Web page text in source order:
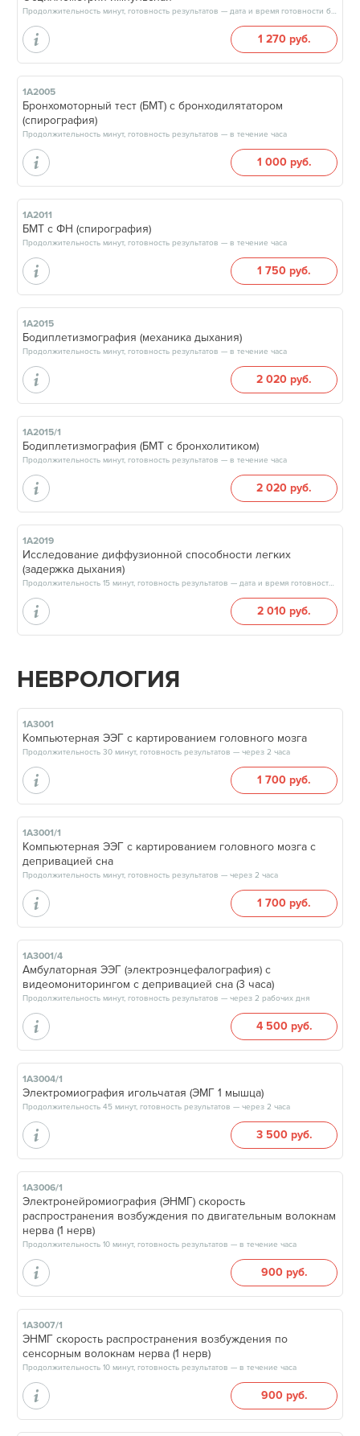
Продолжительность минут, готовность результатов — дата и время готовности будут сообщены врачом в день приёма
1 270 руб.
1А2005
Бронхомоторный тест (БМТ) с бронходилятатором
(спирография)
Продолжительность минут, готовность результатов — в течение часа
1 000 руб.
1А2011
БМТ с ФН (спирография)
Продолжительность минут, готовность результатов — в течение часа
1 750 руб.
1А2015
Бодиплетизмография (механика дыхания)
Продолжительность минут, готовность результатов — в течение часа
2 020 руб.
1А2015/1
Бодиплетизмография (БМТ с бронхолитиком)
Продолжительность минут, готовность результатов — в течение часа
2 020 руб.
1А2019
Исследование диффузионной способности легких
(задержка дыхания)
Продолжительность 15 минут, готовность результатов — дата и время готовности будут сообщены врачом в день приёма
2 010 руб.
НЕВРОЛОГИЯ
1А3001
Компьютерная ЭЭГ с картированием головного мозга
Продолжительность 30 минут, готовность результатов — через 2 часа
1 700 руб.
1А3001/1
Компьютерная ЭЭГ с картированием головного мозга с
депривацией сна
Продолжительность минут, готовность результатов — через 2 часа
1 700 руб.
1А3001/4
Амбулаторная ЭЭГ (электроэнцефалография) с
видеомониторингом с депривацией сна (3 часа)
Продолжительность минут, готовность результатов — через 2 рабочих дня
4 500 руб.
1А3004/1
Электромиография игольчатая (ЭМГ 1 мышца)
Продолжительность 45 минут, готовность результатов — через 2 часа
3 500 руб.
1А3006/1
Электронейромиография (ЭНМГ) скорость
распространения возбуждения по двигательным волокнам
нерва (1 нерв)
Продолжительность 10 минут, готовность результатов — в течение часа
900 руб.
1А3007/1
ЭНМГ скорость распространения возбуждения по
сенсорным волокнам нерва (1 нерв)
Продолжительность 10 минут, готовность результатов — в течение часа
900 руб.